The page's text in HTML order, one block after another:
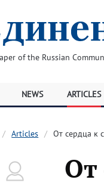
of the Russian
NEWS ARTICLES
Articles От сердца к
От